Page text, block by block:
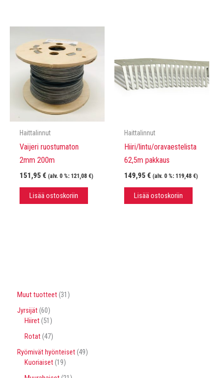
Muut tuotteet 31 3
e
Jyrsijät 606
0
u
o
t
Hiiret 51 5
t
u
o
Rotat 474
t
u
Ryömivät hyönteiset 494
Kuoriaiset 191
Haittalinnut
Vaijeri ruostumaton
2mm 200m
151,95 € (alv. 0 %: 121,08 €)
Lisää ostoskoriin
Haittalinnut
Hiiri/lintu/oravaestelista
62,5m pakkaus
149,95 € (alv. 0 %: 119,48 €)
Lisää ostoskoriin